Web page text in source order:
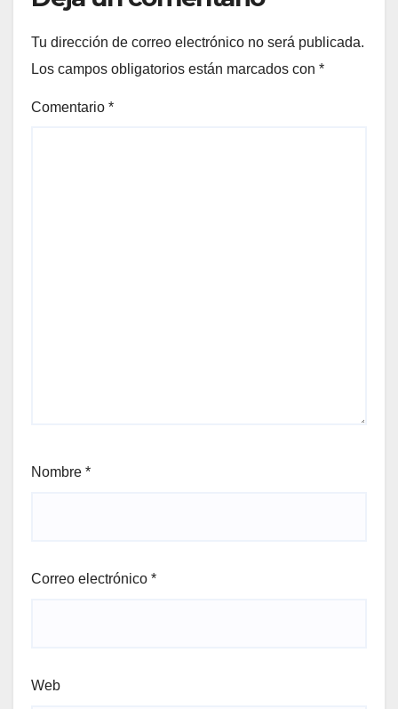
Tu dirección de correo electrónico no será publicada.
Los campos obligatorios están marcados con *
Comentario *
Nombre *
Correo electrónico *
Web